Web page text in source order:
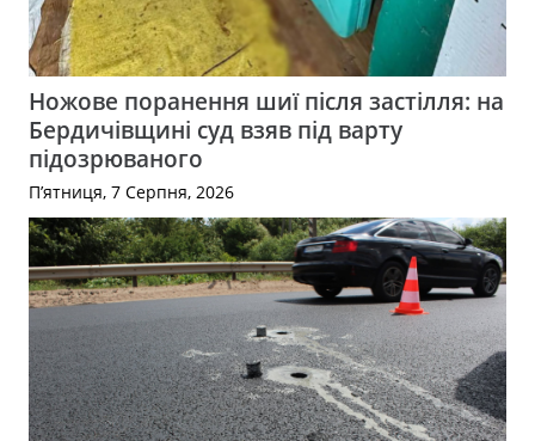
Ножове поранення шиї після застілля: на
Бердичівщині суд взяв під варту
підозрюваного
П’ятниця, 7 Серпня, 2026